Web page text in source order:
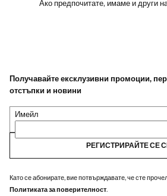
Ако предпочитате, имаме и други
Получавайте ексклузивни промоции,
отстъпки и новини
Имейл
РЕГИСТРИРАЙТЕ СЕ
Като се абонирате, вие потвърждавате, че сте
Политиката за поверителност.